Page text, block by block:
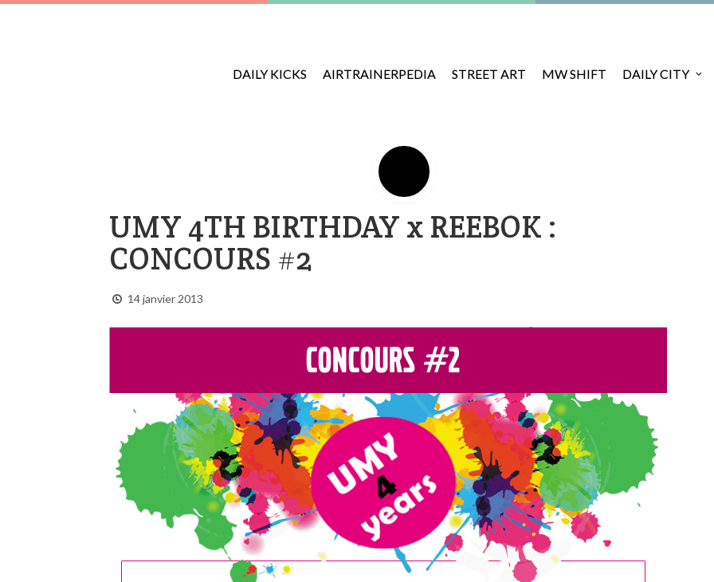
DAILY KICKS AIRTRAINERPEDIA STREET ART MW SHIFT DAILY CITY
UMY 4TH BIRTHDAY x REEBOK :
CONCOURS #2
14 janvier 2013